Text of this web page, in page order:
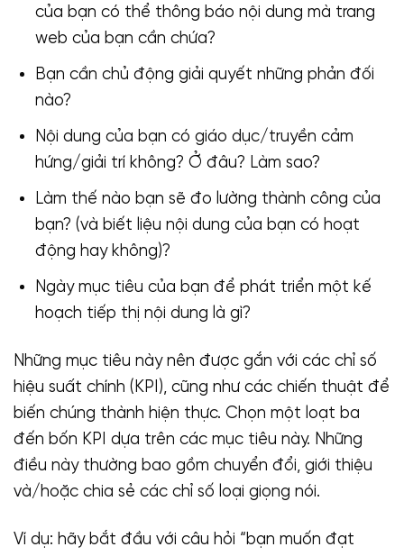
của bạn có thể thông báo nội dung mà trang
web của bạn cần chứa?
Bạn cần chủ động giải quyết những phản đối
nào?
Nội dung của bạn có giáo dục/truyền cảm
hứng/giải trí không? Ở đâu? Làm sao?
Làm thế nào bạn sẽ đo lường thành công của
bạn? (và biết liệu nội dung của bạn có hoạt
động hay không)?
Ngày mục tiêu của bạn để phát triển một kế
hoạch tiếp thị nội dung là gì?
Những mục tiêu này nên được gắn với các chỉ số
hiệu suất chính (KPI), cũng như các chiến thuật để
biến chúng thành hiện thực. Chọn một loạt ba
đến bốn KPI dựa trên các mục tiêu này. Những
điều này thường bao gồm chuyển đổi, giới thiệu
và/hoặc chia sẻ các chỉ số loại giọng nói.
Ví dụ: hãy bắt đầu với câu hỏi “bạn muốn đạt